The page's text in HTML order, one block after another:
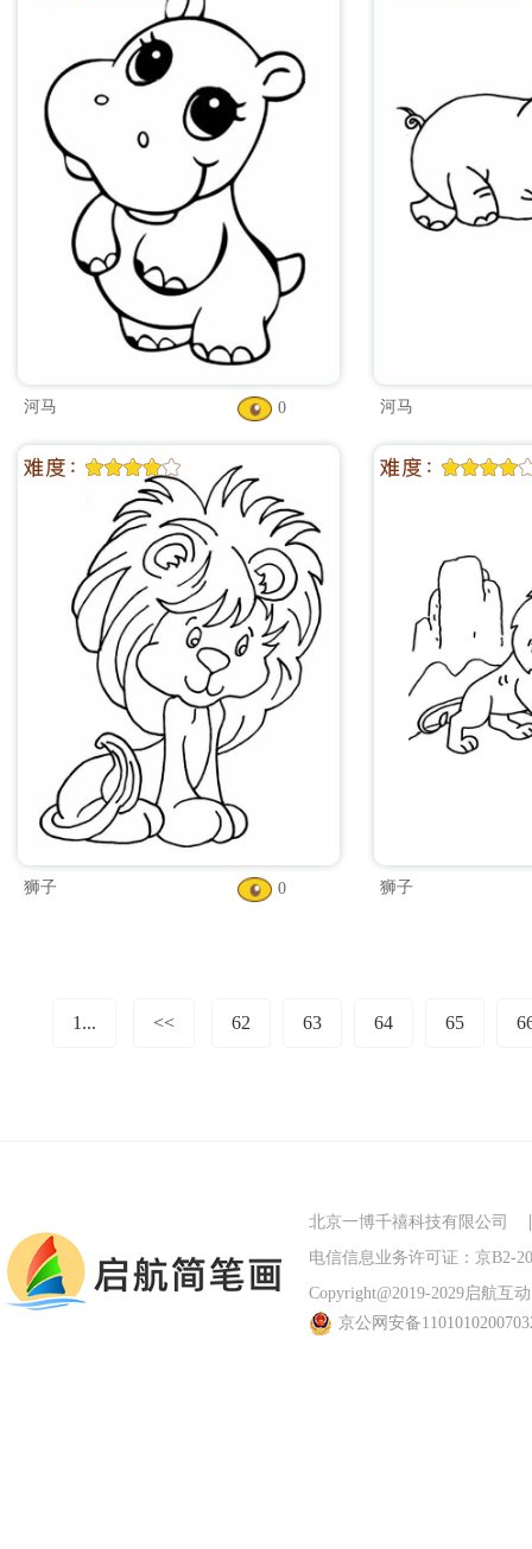
河马 0 河马
狮子 0 狮子
1... << 62 63 64 65
北京一博千禧科技有限公司
电信信息业务许可证：京B2-
Copyright@2019-2029启航互
京公网安备